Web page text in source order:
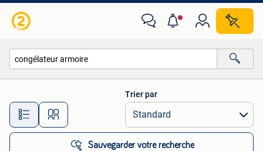
Toutes les distances…
Trier par
Sauvegarder votre recherche